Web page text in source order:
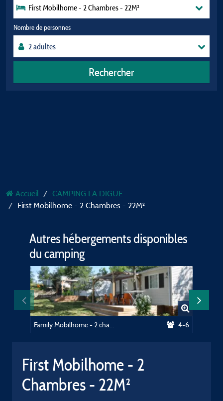
First Mobilhome - 2 Chambres - 22M²
Nombre de personnes
Rechercher
Accueil
CAMPING LA DIGUE
First Mobilhome - 2 Chambres - 22M²
Autres hébergements disponibles
du camping
4-6
First Mobilhome - 2
Chambres - 22M²